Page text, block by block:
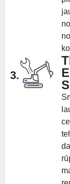
no
3.